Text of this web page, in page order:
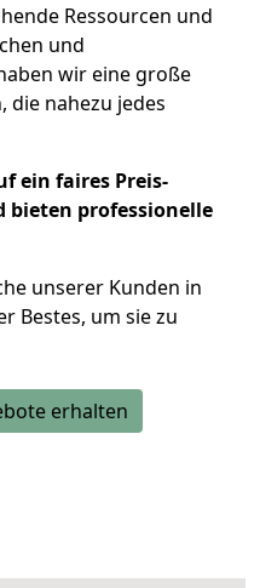
Ressourcen und
und
wir eine große
die nahezu jedes
ein faires Preis-
bieten professionelle
unserer Kunden in
Bestes, um sie zu
erhalten